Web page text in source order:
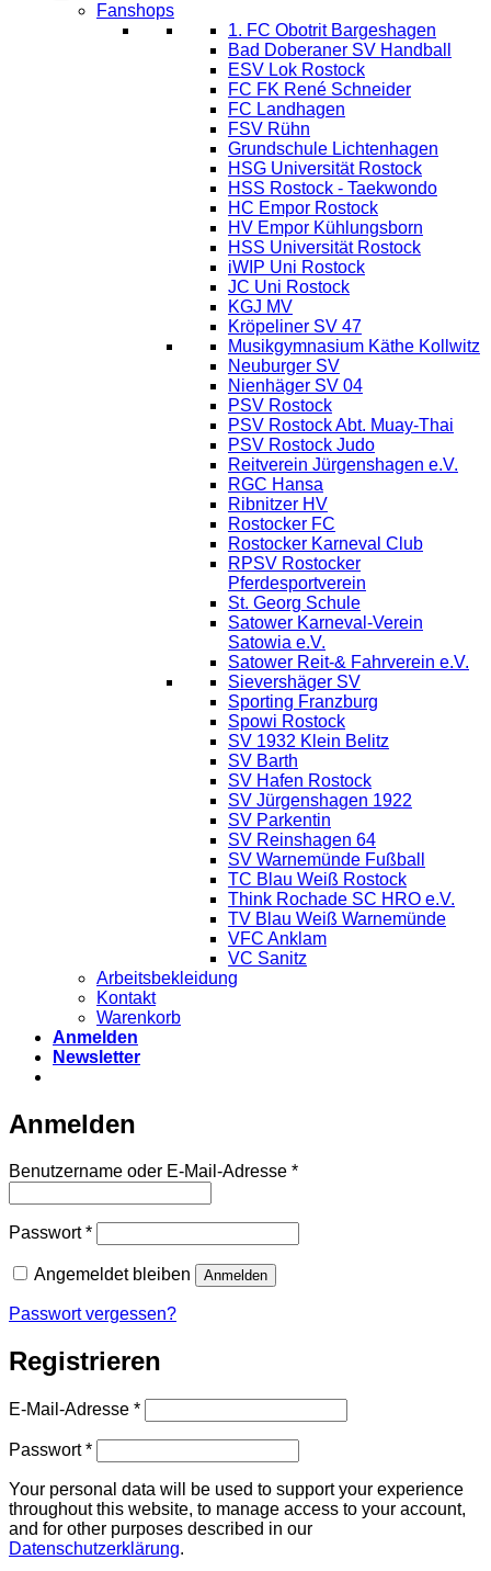
Fanshops
1. FC Obotrit Bargeshagen
Bad Doberaner SV Handball
ESV Lok Rostock
FC FK René Schneider
FC Landhagen
FSV Rühn
Grundschule Lichtenhagen
HSG Universität Rostock
HSS Rostock - Taekwondo
HC Empor Rostock
HV Empor Kühlungsborn
HSS Universität Rostock
iWIP Uni Rostock
JC Uni Rostock
KGJ MV
Kröpeliner SV 47
Musikgymnasium Käthe Kollwitz
Neuburger SV
Nienhäger SV 04
PSV Rostock
PSV Rostock Abt. Muay-Thai
PSV Rostock Judo
Reitverein Jürgenshagen e.V.
RGC Hansa
Ribnitzer HV
Rostocker FC
Rostocker Karneval Club
RPSV Rostocker
Pferdesportverein
St. Georg Schule
Satower Karneval-Verein
Satowia e.V.
Satower Reit-& Fahrverein e.V.
Sievershäger SV
Sporting Franzburg
Spowi Rostock
SV 1932 Klein Belitz
SV Barth
SV Hafen Rostock
SV Jürgenshagen 1922
SV Parkentin
SV Reinshagen 64
SV Warnemünde Fußball
TC Blau Weiß Rostock
Think Rochade SC HRO e.V.
TV Blau Weiß Warnemünde
VFC Anklam
VC Sanitz
Arbeitsbekleidung
Kontakt
Warenkorb
Anmelden
Newsletter
Anmelden
Benutzername oder E-Mail-Adresse *Erforderlich
Passwort*Erforderlich
Angemeldet bleiben Anmelden
Passwort vergessen?
Registrieren
E-Mail-Adresse *Erforderlich
Passwort*Erforderlich
Your personal data will be used to support your experience
throughout this website, to manage access to your account,
and for other purposes described in our
Datenschutzerklärung.